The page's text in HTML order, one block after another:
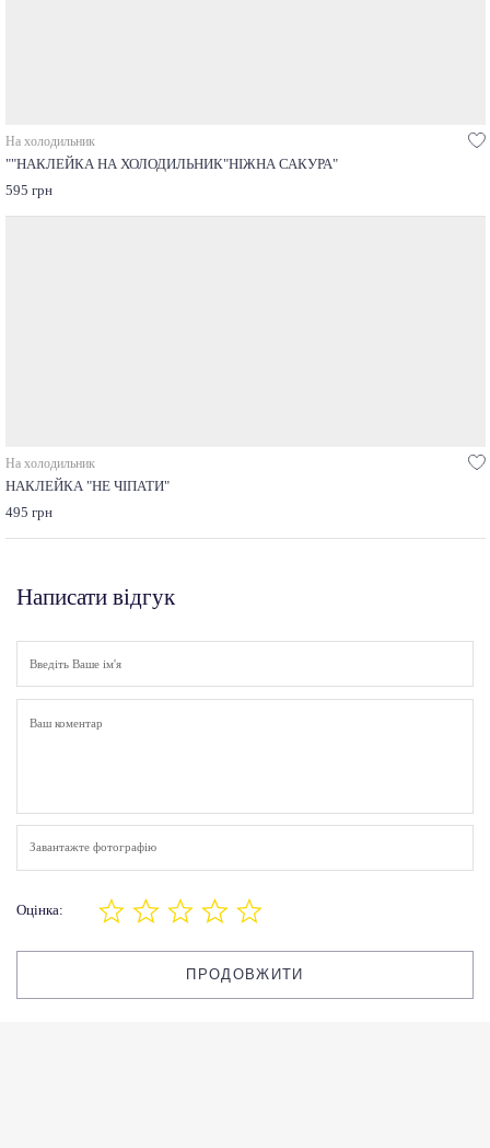
На холодильник
""НАКЛЕЙКА НА ХОЛОДИЛЬНИК"НІЖНА САКУРА"
595 грн
На холодильник
НАКЛЕЙКА "НЕ ЧІПАТИ"
495 грн
Написати відгук
Завантажте фотографію
Оцінка:
ПРОДОВЖИТИ